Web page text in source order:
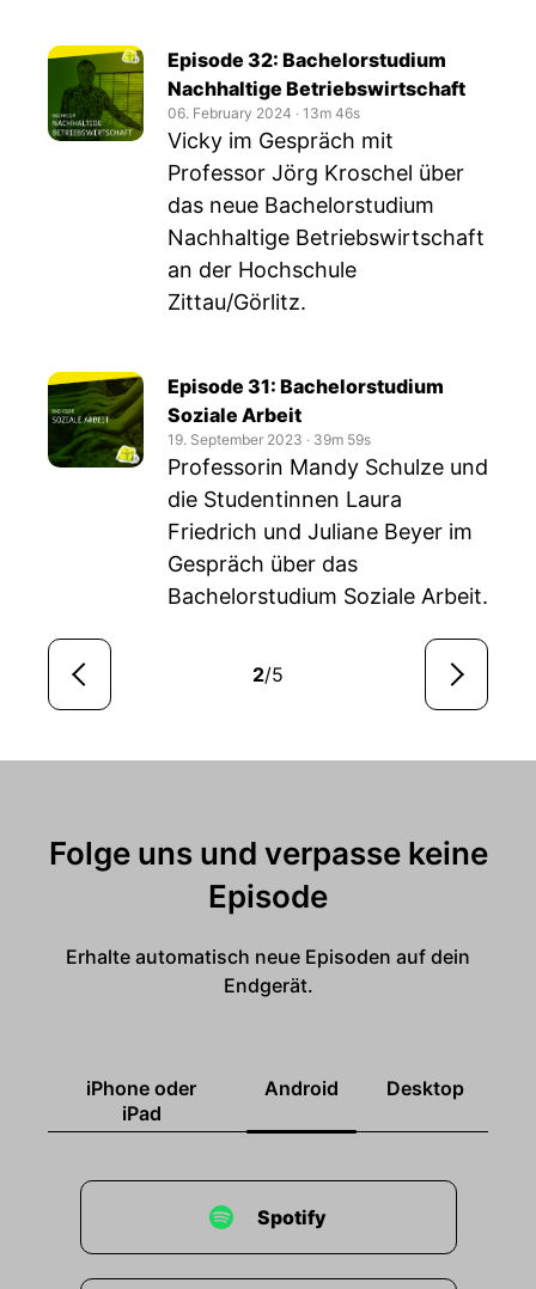
Episode 32: Bachelorstudium
Nachhaltige Betriebswirtschaft
06. February 2024 ‧ 13m 46s
Vicky im Gespräch mit
Professor Jörg Kroschel über
das neue Bachelorstudium
Nachhaltige Betriebswirtschaft
an der Hochschule
Zittau/Görlitz.
Episode 31: Bachelorstudium
Soziale Arbeit
19. September 2023 ‧ 39m 59s
Professorin Mandy Schulze und
die Studentinnen Laura
Friedrich und Juliane Beyer im
Gespräch über das
Bachelorstudium Soziale Arbeit.
2/5
Folge uns und verpasse keine
Episode
Erhalte automatisch neue Episoden auf dein
Endgerät.
iPhone oder
iPad
Android Desktop
Spotify